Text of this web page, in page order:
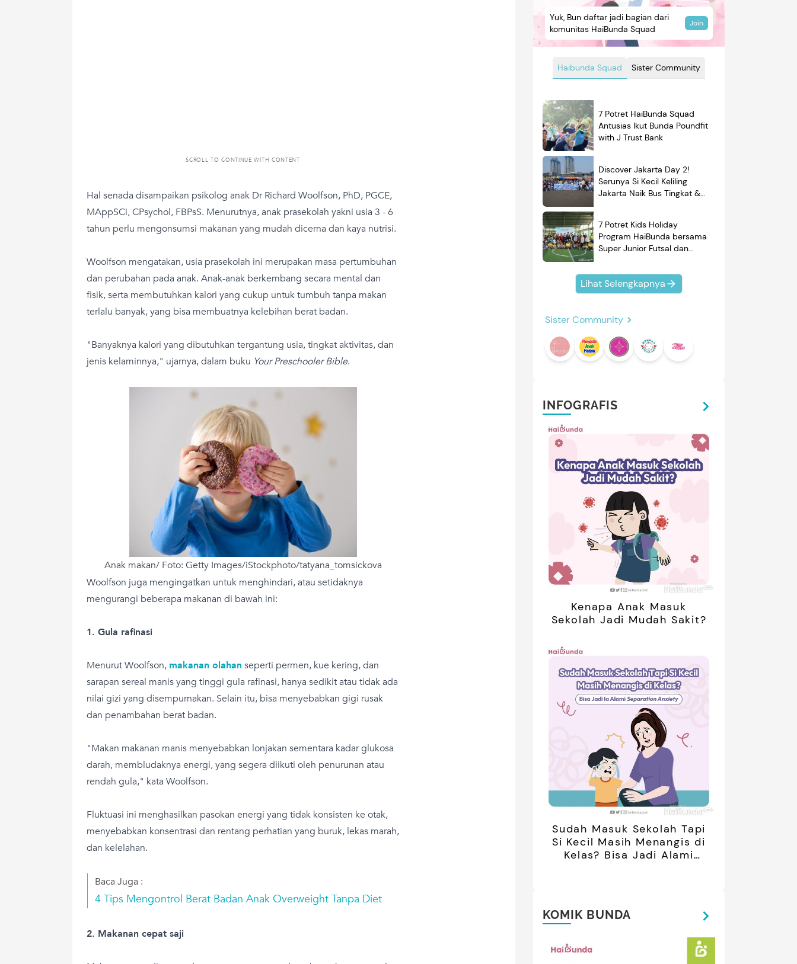
SCROLL TO CONTINUE WITH CONTENT
Hal senada disampaikan psikolog anak Dr Richard Woolfson, PhD, PGCE,
MAppSCi, CPsychol, FBPsS. Menurutnya, anak prasekolah yakni usia 3 - 6
tahun perlu mengonsumsi makanan yang mudah dicerna dan kaya nutrisi.
Woolfson mengatakan, usia prasekolah ini merupakan masa pertumbuhan
dan perubahan pada anak. Anak-anak berkembang secara mental dan
fisik, serta membutuhkan kalori yang cukup untuk tumbuh tanpa makan
terlalu banyak, yang bisa membuatnya kelebihan berat badan.
"Banyaknya kalori yang dibutuhkan tergantung usia, tingkat aktivitas, dan
jenis kelaminnya," ujarnya, dalam buku Your Preschooler Bible.
Anak makan/ Foto: Getty Images/iStockphoto/tatyana_tomsickova
Woolfson juga mengingatkan untuk menghindari, atau setidaknya
mengurangi beberapa makanan di bawah ini:
1. Gula rafinasi
Menurut Woolfson, makanan olahanseperti permen, kue kering, dan
sarapan sereal manis yang tinggi gula rafinasi, hanya sedikit atau tidak ada
nilai gizi yang disempurnakan. Selain itu, bisa menyebabkan gigi rusak
dan penambahan berat badan.
"Makan makanan manis menyebabkan lonjakan sementara kadar glukosa
darah, membludaknya energi, yang segera diikuti oleh penurunan atau
rendah gula," kata Woolfson.
Fluktuasi ini menghasilkan pasokan energi yang tidak konsisten ke otak,
menyebabkan konsentrasi dan rentang perhatian yang buruk, lekas marah,
dan kelelahan.
Baca Juga :
4 Tips Mengontrol Berat Badan Anak Overweight Tanpa Diet
2. Makanan cepat saji
Haibunda Squad Sister Community
Yuk, Bun daftar jadi bagian dari
komunitas HaiBunda Squad
Join
7 Potret HaiBunda Squad
Antusias Ikut Bunda Poundfit
with J Trust Bank
Discover Jakarta Day 2!
Serunya Si Kecil Keliling
Jakarta Naik Bus Tingkat &
7 Potret Kids Holiday
Program HaiBunda bersama
Super Junior Futsal dan
Kompak Banget!
Lihat Selengkapnya
Sister Community
INFOGRAFIS
Kenapa Anak Masuk
Sekolah Jadi Mudah Sakit?
Sudah Masuk Sekolah Tapi
Si Kecil Masih Menangis di
Kelas? Bisa Jadi Alami
KOMIK BUNDA